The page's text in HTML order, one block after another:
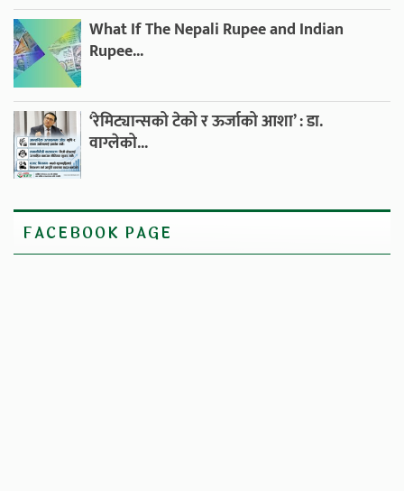
What If The Nepali Rupee and Indian
Rupee...
‘रेमिट्यान्सको टेको र ऊर्जाको आशा’ : डा.
वाग्लेको...
FACEBOOK PAGE